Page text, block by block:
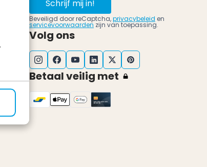
Schrijf mij in!
Beveiligd door reCaptcha,privacybeleid en
servicevoorwaarden zijn van toepassing.
Volg ons
Betaal veilig met